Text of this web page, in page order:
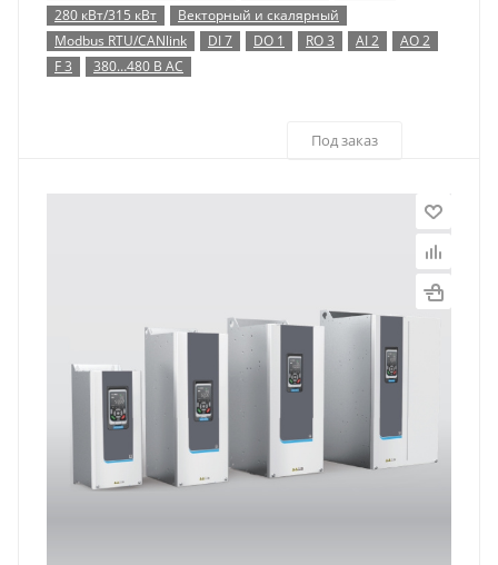
280 кВт/315 кВт
Векторный и скалярный
Modbus RTU/CANlink
DI 7 DO 1 RO 3 AI 2
AO 2
F 3
380…480 В AC
Под заказ